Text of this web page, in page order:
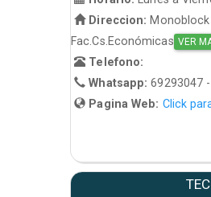
Direccion:
Fac.Cs.Económicas VER
Telefono:
Whatsapp:69293047
Pagina Web: Click